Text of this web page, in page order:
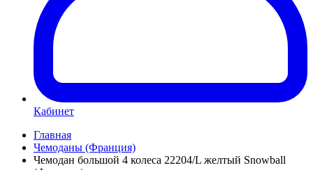
Кабинет
Главная
Чемоданы (Франция)
Чемодан большой 4 колеса 22204/L желтый Snowball